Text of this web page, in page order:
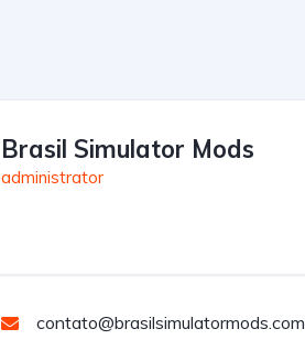
Brasil Simulator Mods
administrator
contato@brasilsimulatormods.com